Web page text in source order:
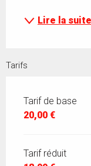
Lire la suite
Tarifs
Tarif de base
20,00 €
Tarif réduit